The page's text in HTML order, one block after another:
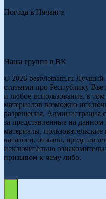
Погода в Нячанге
Наша группа в ВК
© 2026 bestvietnam.ru Лучший
статьями про Республику
и любое использование, в том
материалов возможно
разрешения. Администрация
за представленные на
материалы,
каталоги, отзывы,
исключительно
призывом к чему либо.